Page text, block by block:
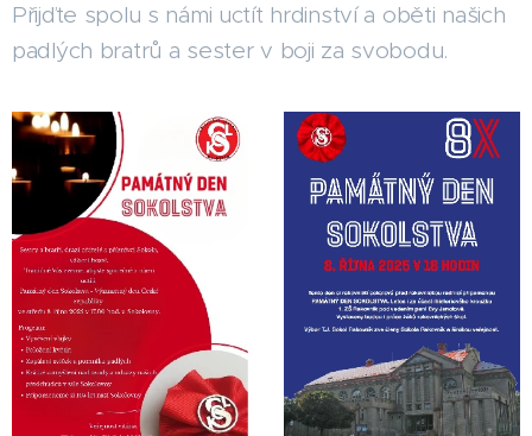
Přijďte spolu s námi uctít hrdinství a oběti našich
padlých bratrů a sester v boji za svobodu.